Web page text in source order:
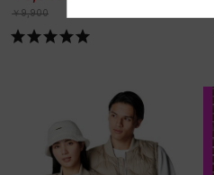
￥9,900